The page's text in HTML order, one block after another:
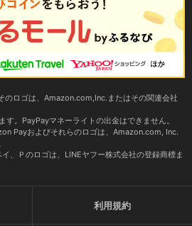
ロゴは、Amazon.com,Inc.またはその関連会社
す。PayPayマネーライトの出金はできません。
Payおよびそれらのロゴは、Amazon.com, Inc.
、Ｐのロゴは、LINEヤフー株式会社の登録商標ま
利用規約